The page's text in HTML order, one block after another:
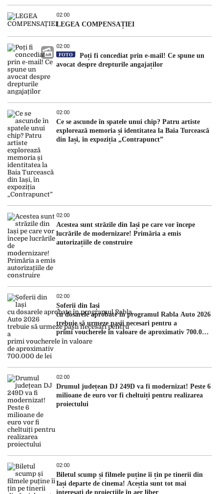
02:00
LEGEA COMPENSAȚIEI
02:00
FOTO
Poți fi concediat prin e-mail! Ce spune un
avocat despre drepturile angajaților
02:00
Ce se ascunde în spatele unui chip? Patru artiste
explorează memoria și identitatea la Baia Turcească
din Iași, în expoziția „Contrapunct”
02:00
Acestea sunt străzile din Iași pe care vor începe
lucrările de modernizare! Primăria a emis
autorizațiile de construire
02:00
Șoferii din Iași
cu dosarele aprobate în programul Rabla Auto 2026
trebuie să urmeze pașii necesari pentru a
primi voucherele în valoare de aproximativ 700.000
de lei
02:00
Drumul județean DJ 249D va fi modernizat! Peste 6
milioane de euro vor fi cheltuiți pentru realizarea
proiectului
02:00
Biletul scump și filmele puține îi țin pe tinerii din
Iași departe de cinema! Aceștia sunt tot mai
interesați de proiecțiile în aer liber